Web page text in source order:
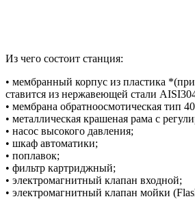
Из чего состоит станция:
• мембранный корпус из пластика
ставится из нержавеющей стали
• мембрана обратноосмотическая тип
• металлическая крашеная рама с
• насос высокого давления;
• шкаф автоматики;
• поплавок;
• фильтр картриджный;
• электромагнитный клапан входной;
• электромагнитный клапан мойки